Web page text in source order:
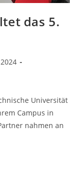
das 5.
Universität
Campus in
nahmen an